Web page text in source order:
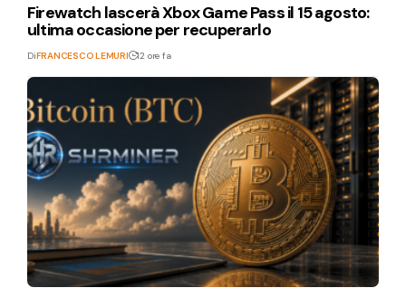
Firewatch lascerà Xbox Game Pass il 15 agosto:
ultima occasione per recuperarlo
DiFRANCESCO LEMURI 12 ore fa